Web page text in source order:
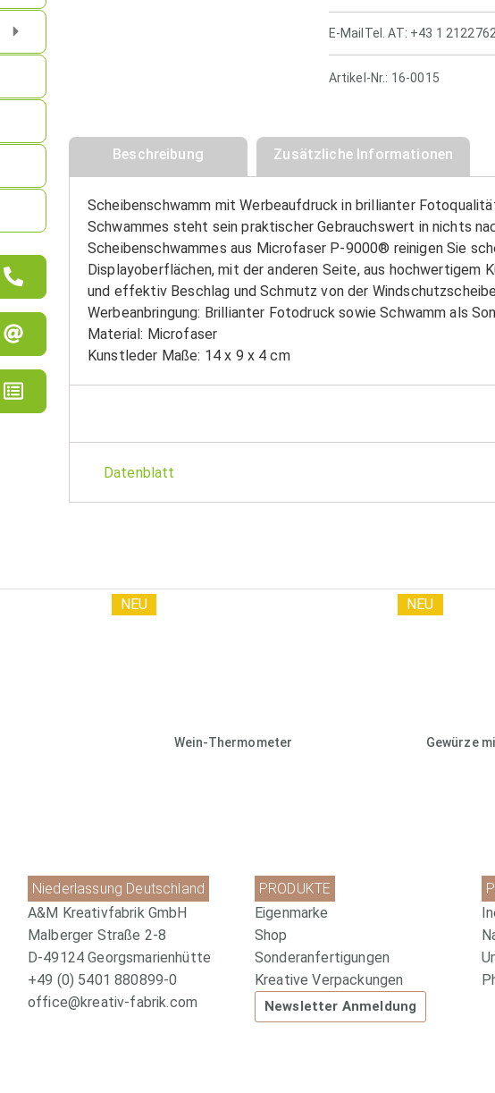
E-Mail Tel. AT: +43 1 2122762
Artikel-Nr.: 16-0015
Beschreibung Zusätzliche Informationen
Scheibenschwamm mit Werbeaufdruck in brillianter
Schwammes steht sein praktischer Gebrauchswert in nichts
Scheibenschwammes aus Microfaser P-9000® reinigen Sie
Displayoberflächen, mit der anderen Seite, aus hochwertigem
und effektiv Beschlag und Schmutz von der
Werbeanbringung: Brillianter Fotodruck sowie Schwamm als
Material: Microfaser
Kunstleder Maße: 14 x 9 x 4 cm
Datenblatt
Wein-Thermometer
NEU
Gewürze
NEU
Niederlassung Deutschland
A&M Kreativfabrik GmbH
Malberger Straße 2-8
D-49124 Georgsmarienhütte
+49 (0) 5401 880899-0
office@kreativ-fabrik.com
PRODUKTE
Eigenmarke
Shop
Sonderanfertigungen
Kreative Verpackungen
Newsletter Anmeldung